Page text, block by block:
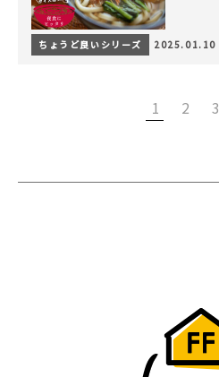
ちょうど良いシリーズ 2025.01.10
1 2 3